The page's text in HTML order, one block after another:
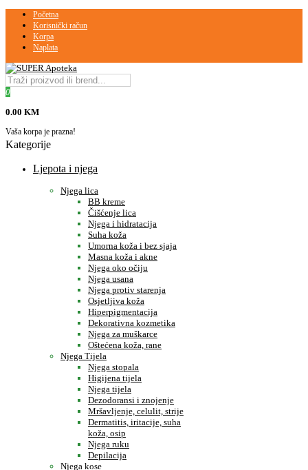
Početna
Korisnički račun
Korpa
Naplata
0
0.00 KM
Vaša korpa je prazna!
Kategorije
Ljepota i njega
Njega lica
BB kreme
Čišćenje lica
Njega i hidratacija
Suha koža
Umorna koža i bez sjaja
Masna koža i akne
Njega oko očiju
Njega usana
Njega protiv starenja
Osjetljiva koža
Hiperpigmentacija
Dekorativna kozmetika
Njega za muškarce
Oštećena koža, rane
Njega Tijela
Njega stopala
Higijena tijela
Njega tijela
Dezodoransi i znojenje
Mršavljenje, celulit, strije
Dermatitis, iritacije, suha
koža, osip
Njega ruku
Depilacija
Njega kose